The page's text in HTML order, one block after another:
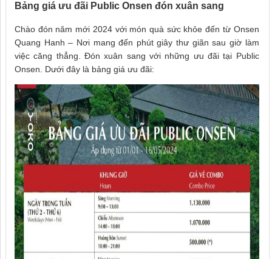
Bảng giá ưu đãi Public Onsen đón xuân sang
Chào đón năm mới 2024 với món quà sức khỏe đến từ Onsen
Quang Hanh – Nơi mang đến phút giây thư giãn sau giờ làm
việc căng thẳng. Đón xuân sang với những ưu đãi tại Public
Onsen. Dưới đây là bảng giá ưu đãi: